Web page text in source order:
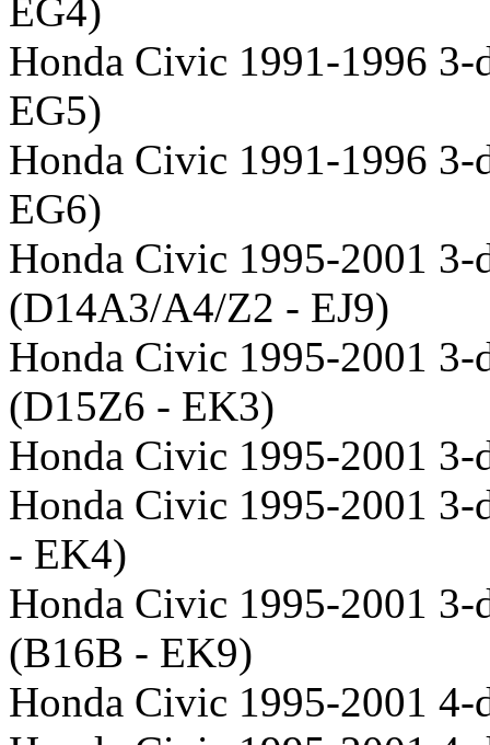
EG4)
Honda Civic 1991-1996
EG5)
Honda Civic 1991-1996
EG6)
Honda Civic 1995-2001 3-
(D14A3/A4/Z2 - EJ9)
Honda Civic 1995-2001
(D15Z6 - EK3)
Honda Civic 1995-2001 3-
Honda Civic 1995-2001
- EK4)
Honda Civic 1995-2001 3-
(B16B - EK9)
Honda Civic 1995-2001